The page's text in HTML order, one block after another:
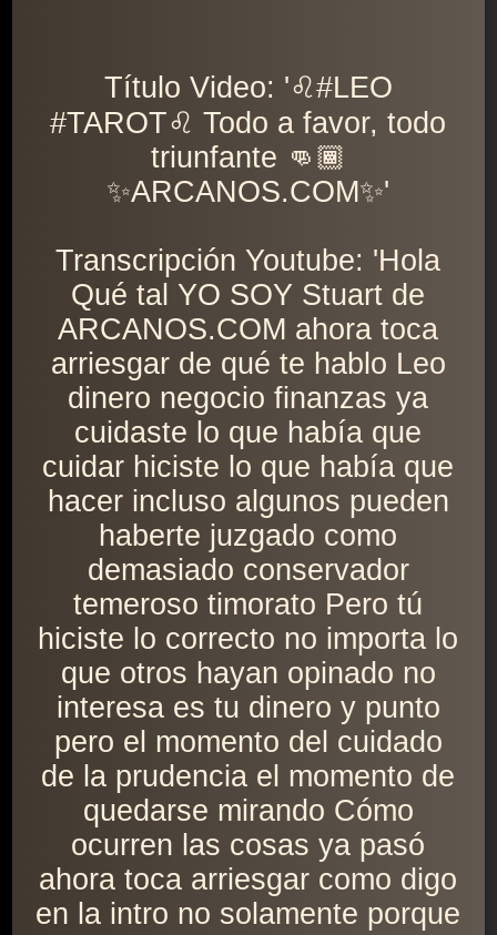
Título Video: '♌️#LEO
#TAROT♌️ Todo a favor, todo
triunfante 👊🏾
✨ARCANOS.COM✨'
Transcripción Youtube: 'Hola
Qué tal YO SOY Stuart de
ARCANOS.COM ahora toca
arriesgar de qué te hablo Leo
dinero negocio finanzas ya
cuidaste lo que había que
cuidar hiciste lo que había que
hacer incluso algunos pueden
haberte juzgado como
demasiado conservador
temeroso timorato Pero tú
hiciste lo correcto no importa lo
que otros hayan opinado no
interesa es tu dinero y punto
pero el momento del cuidado
de la prudencia el momento de
quedarse mirando Cómo
ocurren las cosas ya pasó
ahora toca arriesgar como digo
en la intro no solamente porque